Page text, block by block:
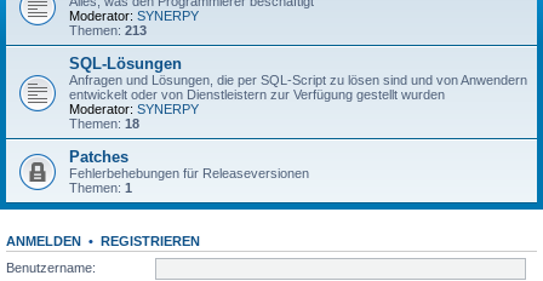
Moderator: SYNERPY
Themen: 213
SQL-Lösungen
Anfragen und Lösungen, die per SQL-Script zu lösen sind und von Anwendern
entwickelt oder von Dienstleistern zur Verfügung gestellt wurden
Moderator: SYNERPY
Themen: 18
Patches
Fehlerbehebungen für Releaseversionen
Themen: 1
ANMELDEN • REGISTRIEREN
Benutzername: